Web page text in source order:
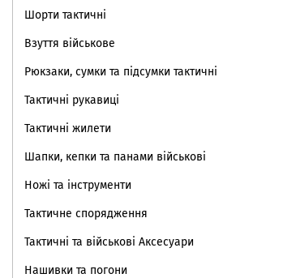
Шорти тактичні
Взуття військове
Рюкзаки, сумки та підсумки тактичні
Тактичні рукавиці
Тактичні жилети
Шапки, кепки та панами військові
Ножі та інструменти
Тактичне спорядження
Тактичні та військові Аксесуари
Нашивки та погони